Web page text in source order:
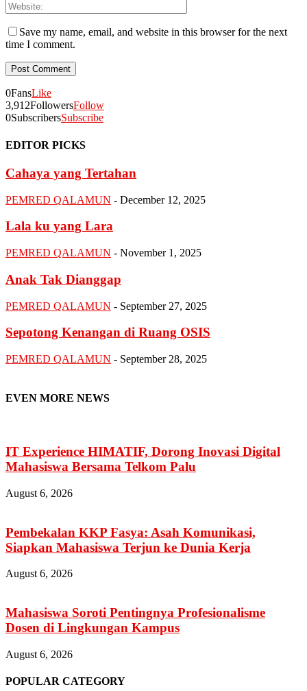
Save my name, email, and website in this browser for the next
time I comment.
0FansLike
3,912FollowersFollow
0SubscribersSubscribe
EDITOR PICKS
Cahaya yang Tertahan
PEMRED QALAMUN - December 12, 2025
Lala ku yang Lara
PEMRED QALAMUN - November 1, 2025
Anak Tak Dianggap
PEMRED QALAMUN - September 27, 2025
Sepotong Kenangan di Ruang OSIS
PEMRED QALAMUN - September 28, 2025
EVEN MORE NEWS
IT Experience HIMATIF, Dorong Inovasi Digital
Mahasiswa Bersama Telkom Palu
August 6, 2026
Pembekalan KKP Fasya: Asah Komunikasi,
Siapkan Mahasiswa Terjun ke Dunia Kerja
August 6, 2026
Mahasiswa Soroti Pentingnya Profesionalisme
Dosen di Lingkungan Kampus
August 6, 2026
POPULAR CATEGORY